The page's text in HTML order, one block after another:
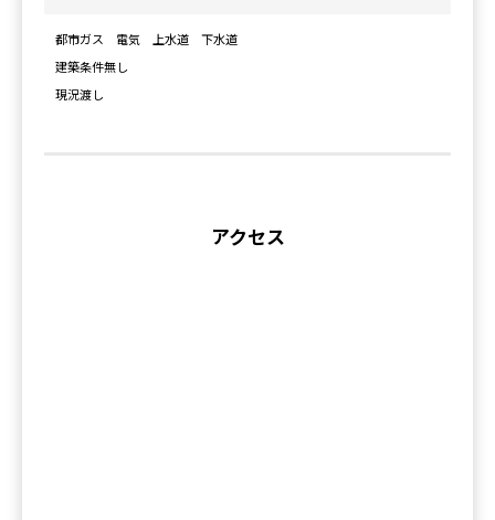
都市ガス 電気 上水道 下水道
建築条件無し
現況渡し
アクセス